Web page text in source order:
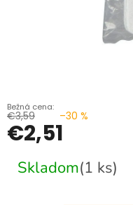
€3,59 –30 %
€2,51
cena:
Skladom(1 ks)